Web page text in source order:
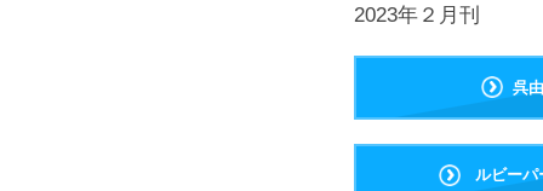
2023年２月刊
呉
ルビーパ